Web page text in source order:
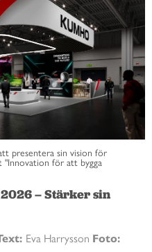
presentera sin vision för
för att bygga
– Stärker sin
Eva Harrysson Foto: